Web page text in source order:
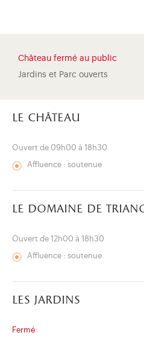
onglet)
nouvel onglet)
fenêtre modale)
de l'application
Château fermé au public
Jardins et Parc ouverts
le château
Ouvert de 09h00 à 18h30
Affluence : soutenue
le domaine de
Ouvert de 12h00 à 18h30
Affluence : soutenue
les jardins
Fermé